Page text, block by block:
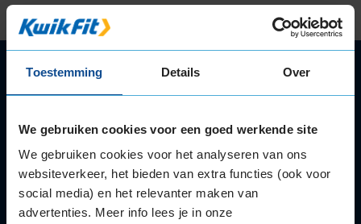
Toestemming Details Over
We gebruiken cookies voor een goed werkende site
We gebruiken cookies voor het analyseren van ons
websiteverkeer, het bieden van extra functies (ook voor
social media) en het relevanter maken van
advertenties. Meer info lees je in onze
Autoservice
Autobanden
Onderhoud
APK
Accu
Airco
Autoruitschade